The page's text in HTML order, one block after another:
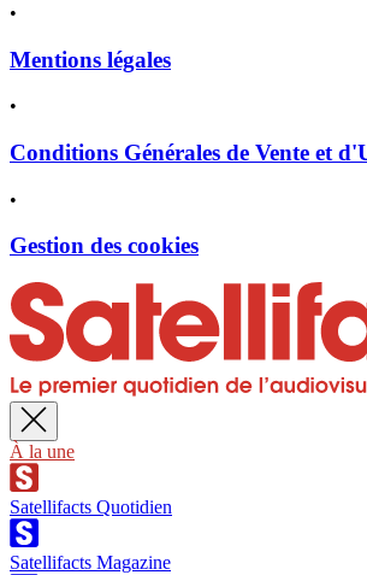
•
Mentions légales
•
Conditions Générales de Vente et
•
Gestion des cookies
À la une
Satellifacts Quotidien
Satellifacts Magazine